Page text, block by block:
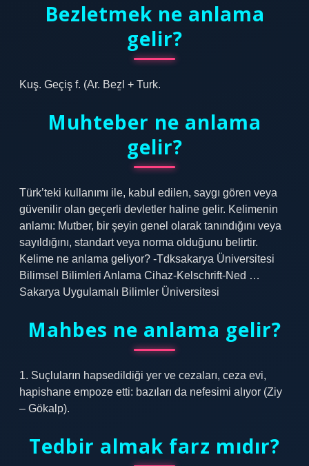
Bezletmek ne anlama
gelir?
Kuş. Geçiş f. (Ar. Beẕl + Turk.
Muhteber ne anlama
gelir?
Türk’teki kullanımı ile, kabul edilen, saygı gören veya
güvenilir olan geçerli devletler haline gelir. Kelimenin
anlamı: Mutber, bir şeyin genel olarak tanındığını veya
sayıldığını, standart veya norma olduğunu belirtir.
Kelime ne anlama geliyor? -Tdksakarya Üniversitesi
Bilimsel Bilimleri Anlama Cihaz-Kelschrift-Ned …
Sakarya Uygulamalı Bilimler Üniversitesi
Mahbes ne anlama gelir?
1. Suçluların hapsedildiği yer ve cezaları, ceza evi,
hapishane empoze etti: bazıları da nefesimi alıyor (Ziy
– Gökalp).
Tedbir almak farz mıdır?